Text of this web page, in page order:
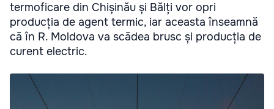
termoficare din Chișinău și Bălți vor opri
producția de agent termic, iar aceasta înseamnă
că în R. Moldova va scădea brusc și producția de
curent electric.